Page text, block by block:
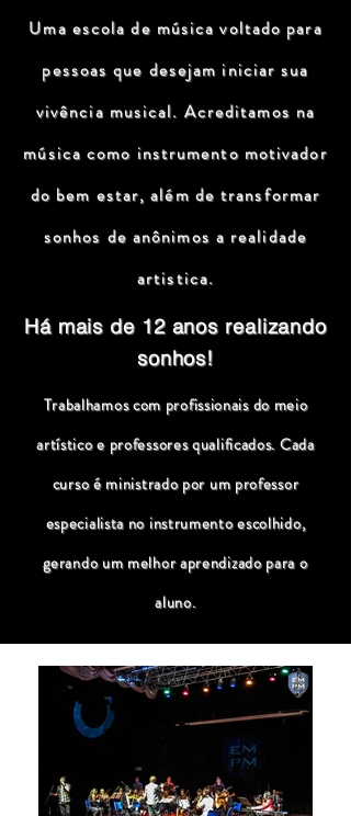
Uma escola de música voltado para
pessoas que desejam iniciar sua
vivência musical. Acreditamos na
música como instrumento motivador
do bem estar, além de transformar
sonhos de anônimos a realidade
artistica.
Há mais de 12 anos realizando
sonhos!
Trabalhamos com profissionais do meio
artístico e professores qualificados. Cada
curso é ministrado por um professor
especialista no instrumento escolhido,
gerando um melhor aprendizado para o
aluno.